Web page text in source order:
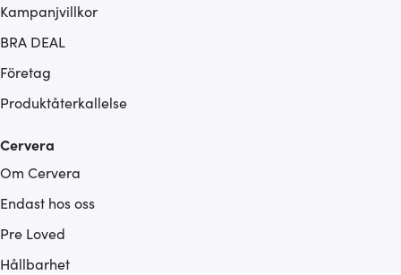
Kampanjvillkor
BRA DEAL
Företag
Produktåterkallelse
Cervera
Om Cervera
Endast hos oss
Pre Loved
Hållbarhet